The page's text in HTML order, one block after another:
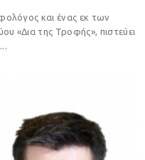
και ένας εκ των
«Δια της Τροφής», πιστεύει